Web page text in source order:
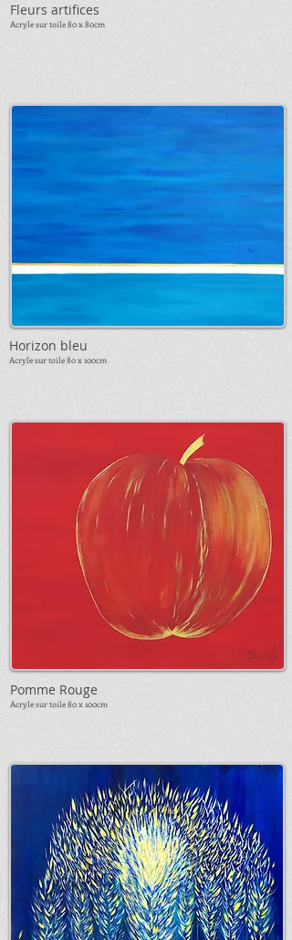
Fleurs artifices
Acryle sur toile 80 x 80cm
Horizon bleu
Acryle sur toile 80 x 100cm
Pomme Rouge
Acryle sur toile 80 x 100cm